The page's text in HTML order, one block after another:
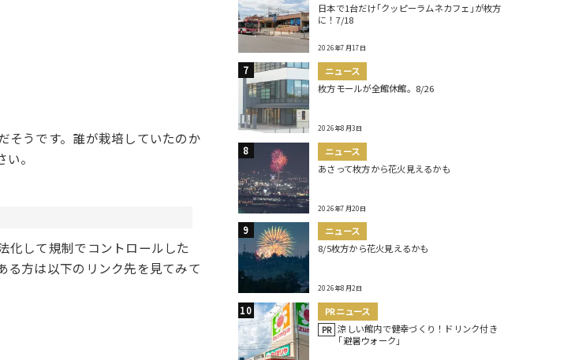
そうです。誰が栽培していたのか
。
化して規制でコントロールした
る方は以下のリンク先を見てみて
日本で1台だけ｢クッピーラムネカフェ｣が枚方
に！7/18
2026年7月17日
ニュース
枚方モールが全館休館。8/26
2026年8月3日
ニュース
あさって枚方から花火見えるかも
2026年7月20日
ニュース
8/5枚方から花火見えるかも
2026年8月2日
PRニュース
PR 涼しい館内で健幸づくり！ドリンク付き
｢避暑ウォーク｣